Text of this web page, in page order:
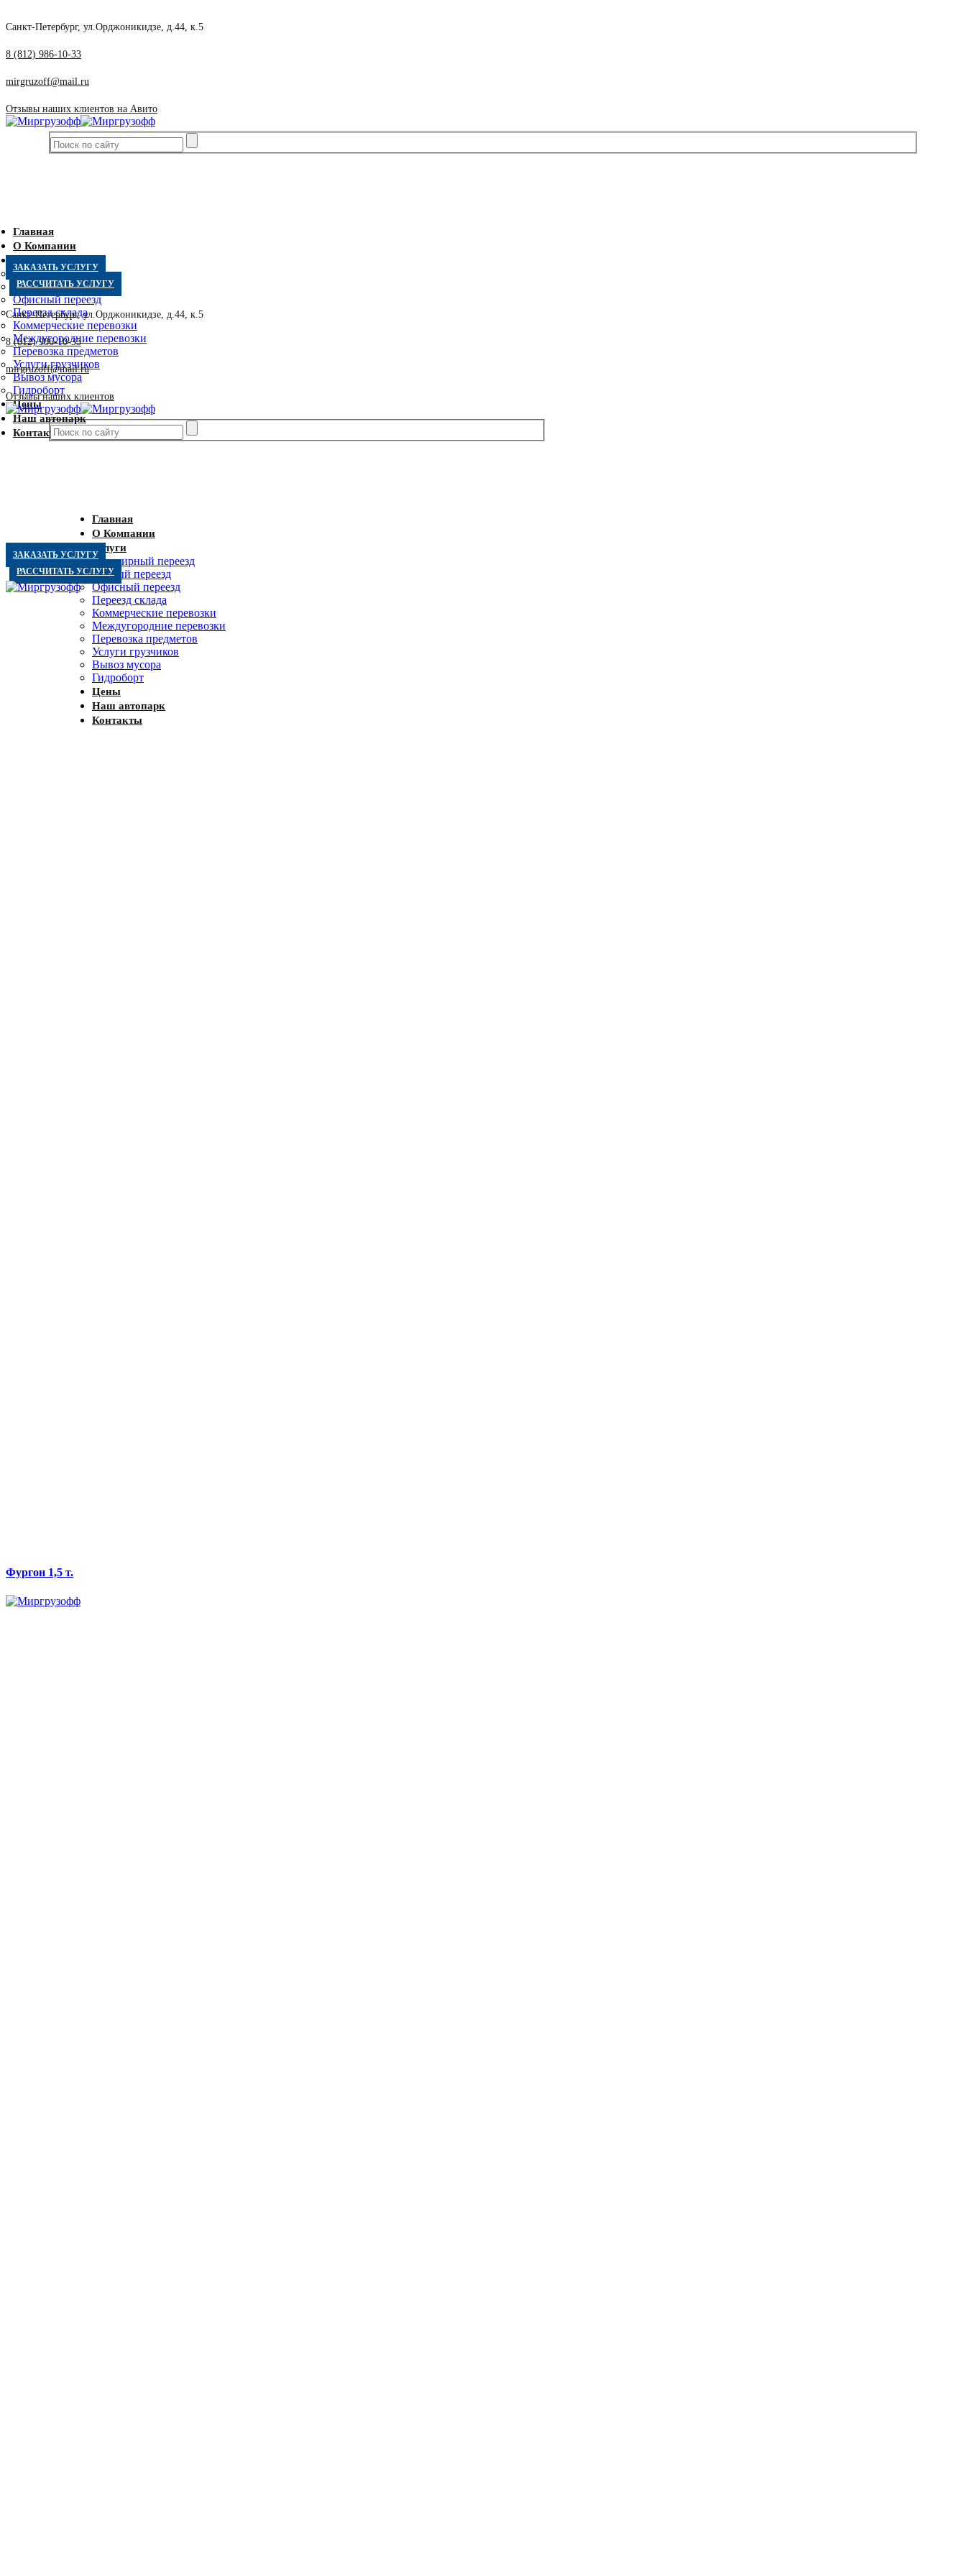
Санкт-Петербург, ул.Орджоникидзе, д.44, к.5
8 (812) 986-10-33
mirgruzoff@mail.ru
Отзывы наших клиентов на Авито
Главная
О Компании
Квартирный переезд
Дачный переезд
Офисный переезд
Переезд склада
Коммерческие перевозки
Междугородние перевозки
Перевозка предметов
Услуги грузчиков
Вывоз мусора
Гидроборт
Цены
Наш автопарк
Контакты
ЗАКАЗАТЬ УСЛУГУ
РАССЧИТАТЬ УСЛУГУ
Санкт-Петербург, ул.Орджоникидзе, д.44, к.5
8 (812) 986-10-33
mirgruzoff@mail.ru
Отзывы наших клиентов
Главная
О Компании
Услуги
Квартирный переезд
Дачный переезд
Офисный переезд
Переезд склада
Коммерческие перевозки
Междугородние перевозки
Перевозка предметов
Услуги грузчиков
Вывоз мусора
Гидроборт
Цены
Наш автопарк
Контакты
ЗАКАЗАТЬ УСЛУГУ
РАССЧИТАТЬ УСЛУГУ
Фургон 1,5 т.